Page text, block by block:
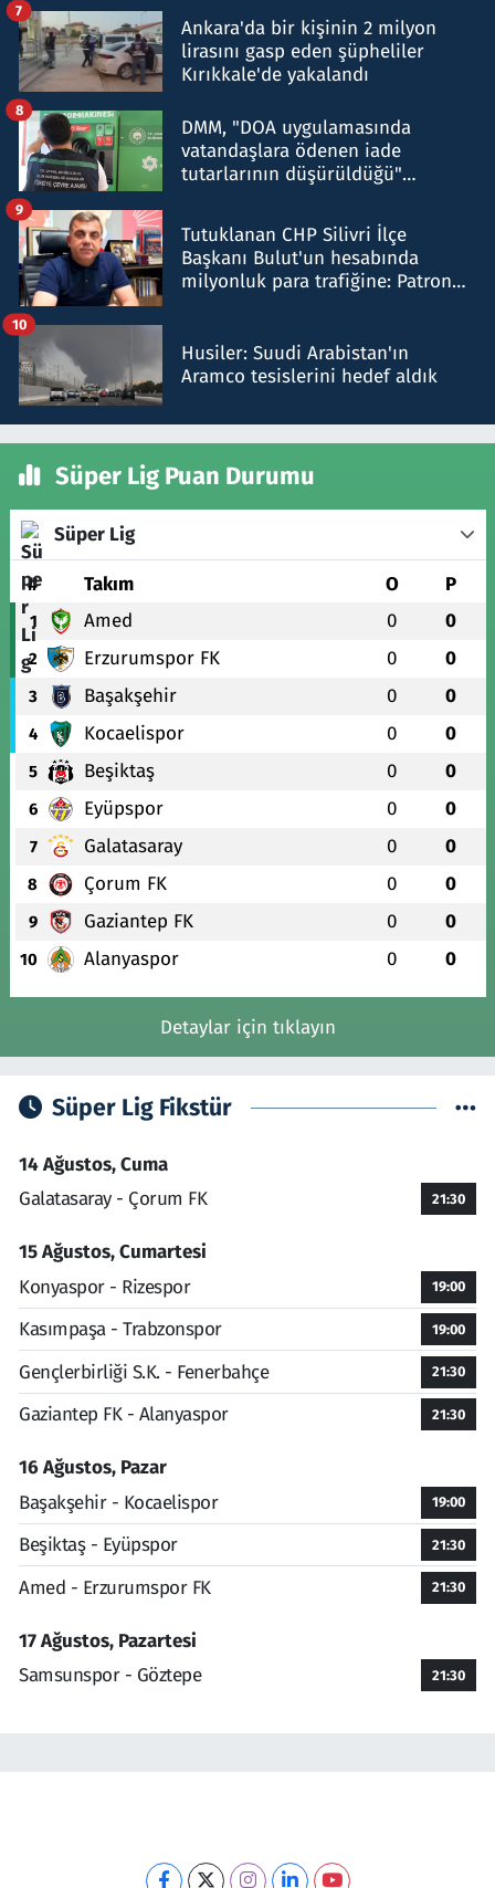
Ankara'da bir kişinin 2 milyon
lirasını gasp eden şüpheliler
Kırıkkale'de yakalandı
7
DMM, "DOA uygulamasında
vatandaşlara ödenen iade
tutarlarının düşürüldüğü"
8
Tutuklanan CHP Silivri İlçe
Başkanı Bulut'un hesabında
milyonluk para trafiğine: Patron
9
Husiler: Suudi Arabistan'ın
Aramco tesislerini hedef aldık
10
Süper Lig Puan Durumu
Süper Lig
# Takım O P
1 Amed 0 0
2 Erzurumspor FK 0 0
3 Başakşehir 0 0
4 Kocaelispor 0 0
5 Beşiktaş 0 0
6 Eyüpspor 0 0
7 Galatasaray 0 0
8 Çorum FK 0 0
9 Gaziantep FK 0 0
10 Alanyaspor 0 0
Detaylar için tıklayın
Süper Lig Fikstür
14 Ağustos, Cuma
Galatasaray - Çorum FK
21:30
15 Ağustos, Cumartesi
Konyaspor - Rizespor
19:00
Kasımpaşa - Trabzonspor 19:00
Gençlerbirliği S.K. - Fenerbahçe 21:30
Gaziantep FK - Alanyaspor 21:30
16 Ağustos, Pazar
Başakşehir - Kocaelispor
19:00
Beşiktaş - Eyüpspor 21:30
Amed - Erzurumspor FK 21:30
17 Ağustos, Pazartesi
Samsunspor - Göztepe
21:30